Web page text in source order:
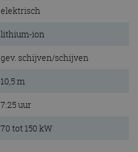
elektrisch
lithium-ion
gev. schijven/schijven
10,5 m
7:25 uur
70 tot 150 kW